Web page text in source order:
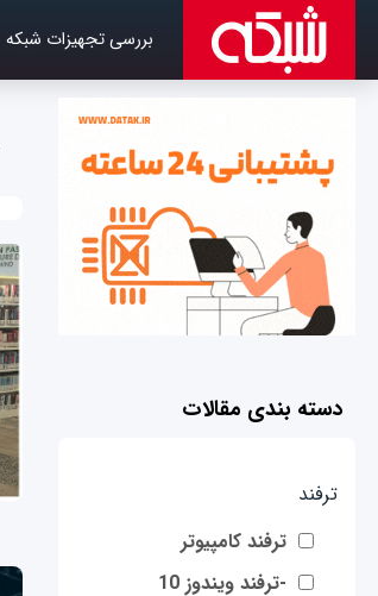
بررسی تجهیزات شبکه
دسته بندی مقالات
ترفند
ترفند کامپیوتر
-ترفند ویندوز 10